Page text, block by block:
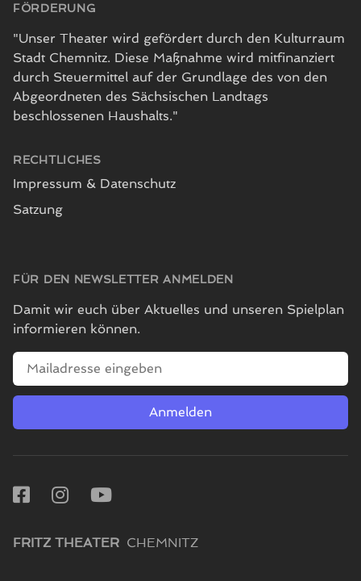
FÖRDERUNG
"Unser Theater wird gefördert durch den Kulturraum
Stadt Chemnitz. Diese Maßnahme wird mitfinanziert
durch Steuermittel auf der Grundlage des von den
Abgeordneten des Sächsischen Landtags
beschlossenen Haushalts."
RECHTLICHES
Impressum & Datenschutz
Satzung
FÜR DEN NEWSLETTER ANMELDEN
Damit wir euch über Aktuelles und unseren Spielplan
informieren können.
E-Mailadresse
Anmelden
FacebookInstagramYoutube
FRITZ THEATER CHEMNITZ